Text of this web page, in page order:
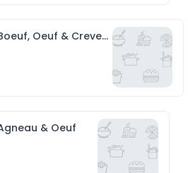
Bol Renverse avec Boeuf, Oeuf & Crevettes
& Oeuf